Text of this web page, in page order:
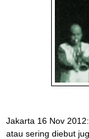
Jakarta 16 Nov
atau sering diebut